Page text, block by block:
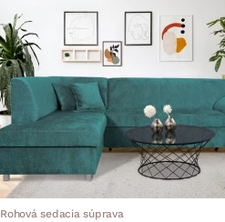
Rohová sedacia súprava